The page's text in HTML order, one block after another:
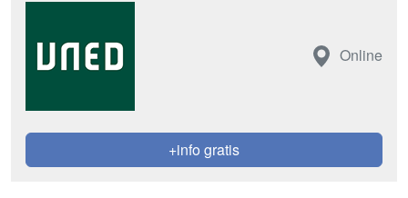
Online
+info gratis